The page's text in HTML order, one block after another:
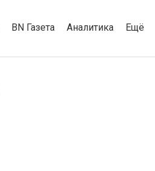
BN Газета Аналитика Ещё